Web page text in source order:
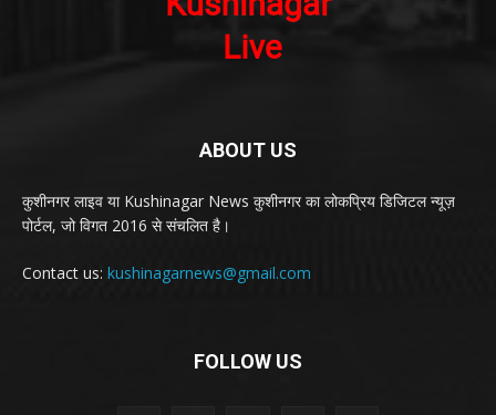
ABOUT US
कुशीनगर लाइव या Kushinagar News कुशीनगर का लोकप्रिय डिजिटल न्यूज़
पोर्टल, जो विगत 2016 से संचलित है।
Contact us: kushinagarnews@gmail.com
FOLLOW US